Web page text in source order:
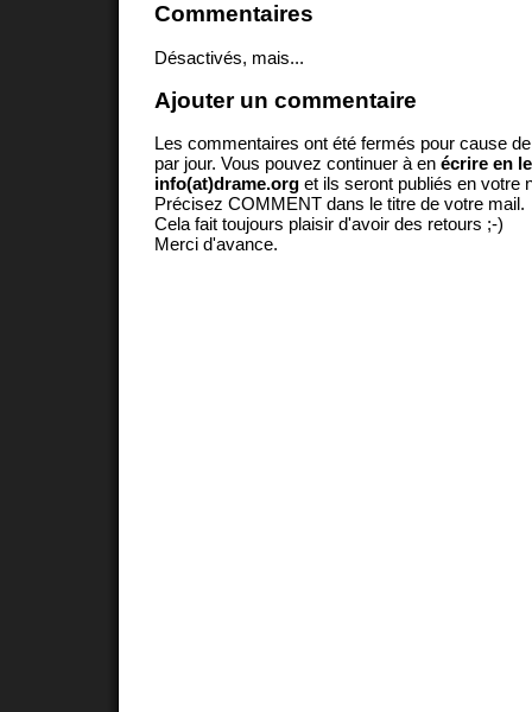
Commentaires
Désactivés, mais...
Ajouter un commentaire
Les commentaires ont été fermés pour cause
par jour. Vous pouvez continuer à en écrire en
info(at)drame.org et ils seront publiés en votre
Précisez COMMENT dans le titre de votre mail.
Cela fait toujours plaisir d'avoir des retours ;-)
Merci d'avance.